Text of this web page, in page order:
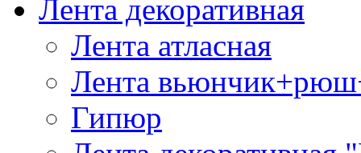
Лента декоративная
Лента атласная
Лента
Гипюр